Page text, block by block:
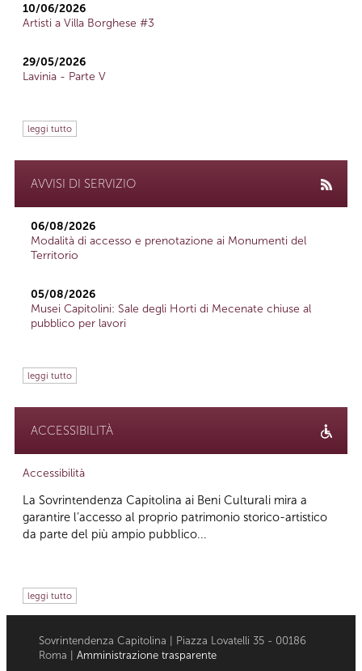
10/06/2026
Artisti a Villa Borghese #3
29/05/2026
Lavinia - Parte V
leggi tutto
AVVISI DI SERVIZIO
06/08/2026
Modalità di accesso e prenotazione ai Monumenti del
Territorio
05/08/2026
Musei Capitolini: Sale degli Horti di Mecenate chiuse al
pubblico per lavori
leggi tutto
ACCESSIBILITÀ
Accessibilità
La Sovrintendenza Capitolina ai Beni Culturali mira a
garantire l’accesso al proprio patrimonio storico-artistico
da parte del più ampio pubblico...
leggi tutto
Sovrintendenza Capitolina | Piazza Lovatelli 35 - 00186
Roma | Amministrazione trasparente